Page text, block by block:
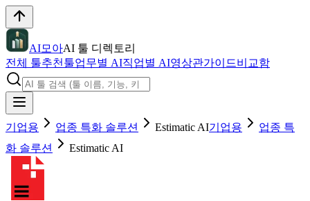
AI모아AI 툴 디렉토리
전체 툴추천툴업무별 AI직업별 AI영상관가이드비교함
기업용 업종 특화 솔루션 Estimatic AI기업용
업종 특
화 솔루션
Estimatic AI